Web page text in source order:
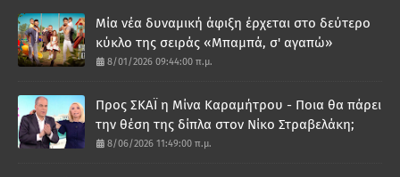
Μία νέα δυναμική άφιξη έρχεται στο δεύτερο
κύκλο της σειράς «Μπαμπά, σ' αγαπώ»
8/01/2026 09:44:00 π.μ.
Προς ΣΚΑΪ η Μίνα Καραμήτρου - Ποια θα πάρει
την θέση της δίπλα στον Νίκο Στραβελάκη;
8/06/2026 11:49:00 π.μ.